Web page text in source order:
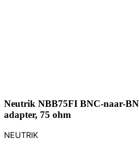
Neutrik NBB75FI BNC-naar-
adapter, 75 ohm
NEUTRIK